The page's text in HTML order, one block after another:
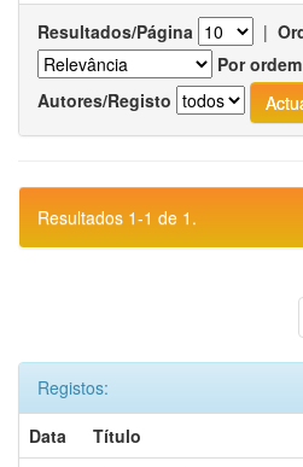
Resultados/Página |
Por ordem
Autores/Registo
Resultados 1-1 de 1.
Registos:
Data
Título